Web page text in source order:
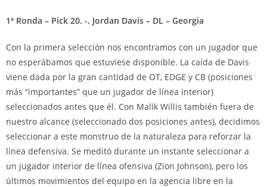
1ª Ronda – Pick 20. -. Jordan Davis – DL – Georgia
Con la primera selección nos encontramos con un jugador que
no esperábamos que estuviese disponible. La caída de Davis
viene dada por la gran cantidad de OT, EDGE y CB (posiciones
más “importantes” que un jugador de línea interior)
seleccionados antes que él. Con Malik Willis también fuera de
nuestro alcance (seleccionado dos posiciones antes), decidimos
seleccionar a este monstruo de la naturaleza para reforzar la
línea defensiva. Se meditó durante un instante seleccionar a
un jugador interior de línea ofensiva (Zion Johnson), pero los
últimos movimientos del equipo en la agencia libre en la